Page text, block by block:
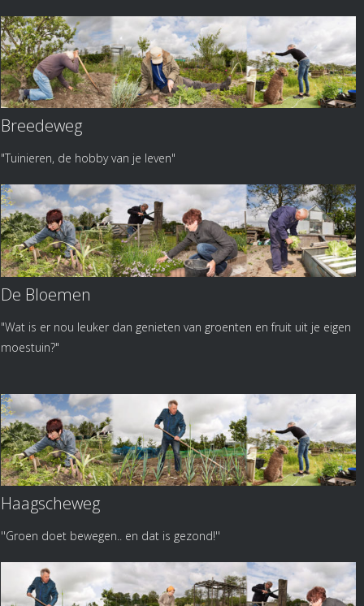
Breedeweg
"Tuinieren, de hobby van je leven"
De Bloemen
"Wat is er nou leuker dan genieten van groenten en fruit uit je eigen
moestuin?"
Haagscheweg
''Groen doet bewegen.. en dat is gezond!''